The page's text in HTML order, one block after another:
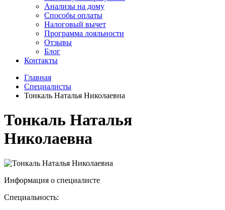
Анализы на дому
Способы оплаты
Налоговый вычет
Программа лояльности
Отзывы
Блог
Контакты
Главная
Специалисты
Тонкаль Наталья Николаевна
Тонкаль Наталья
Николаевна
Информация о специалисте
Специальность: